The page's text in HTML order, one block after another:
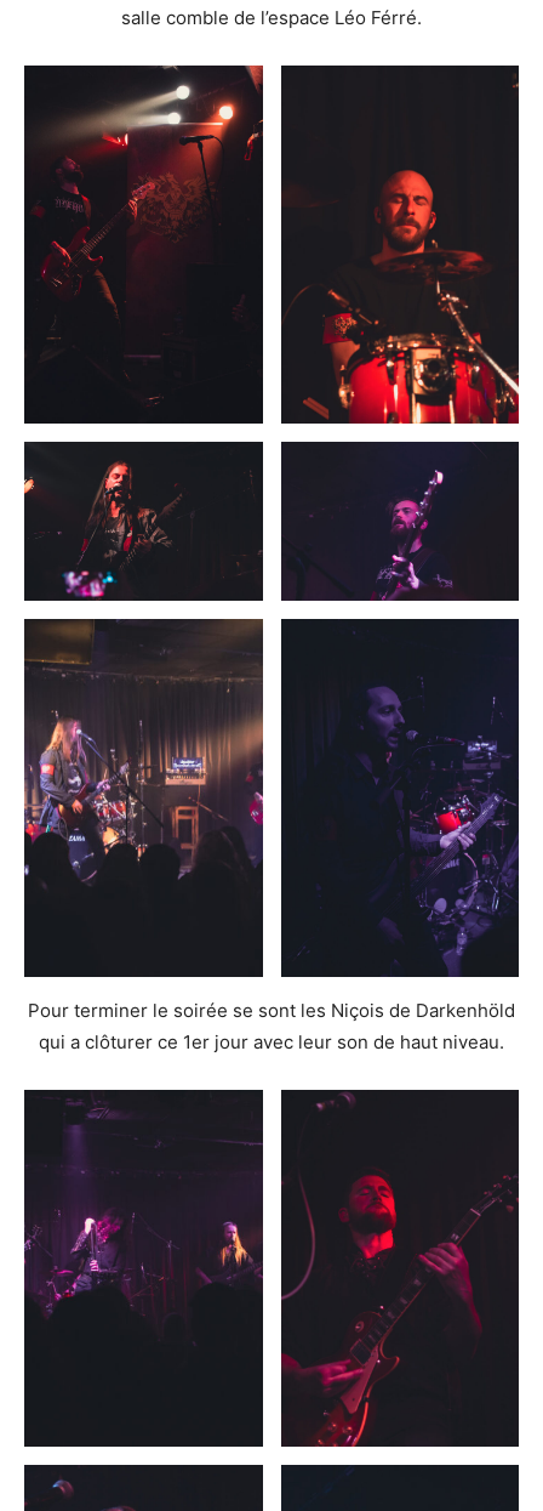
salle comble de l’espace Léo Férré.
Pour terminer le soirée se sont les Niçois de Darkenhöld
qui a clôturer ce 1er jour avec leur son de haut niveau.